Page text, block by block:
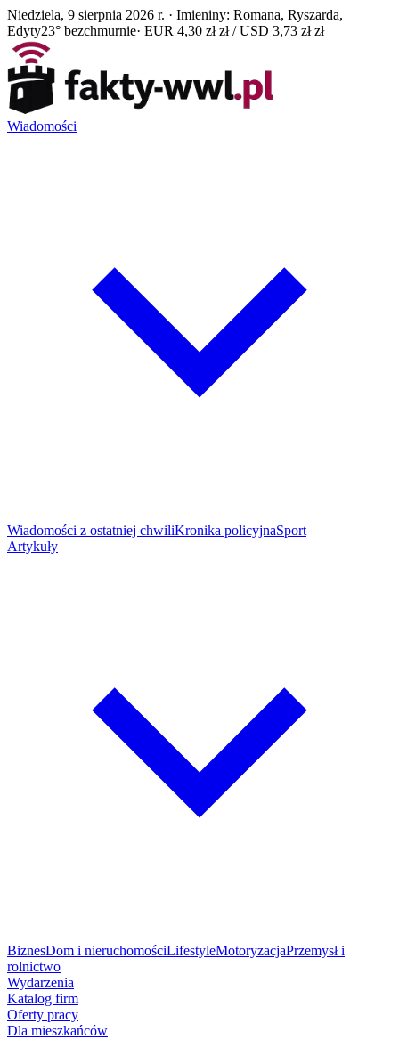
Niedziela, 9 sierpnia 2026 r. · Imieniny: Romana, Ryszarda,
Edyty23° bezchmurnie· EUR 4,30 zł zł / USD 3,73 zł zł
Wiadomości
Wiadomości z ostatniej chwiliKronika policyjnaSport
Artykuły
BiznesDom i nieruchomościLifestyleMotoryzacjaPrzemysł i
rolnictwo
Wydarzenia
Katalog firm
Oferty pracy
Dla mieszkańców